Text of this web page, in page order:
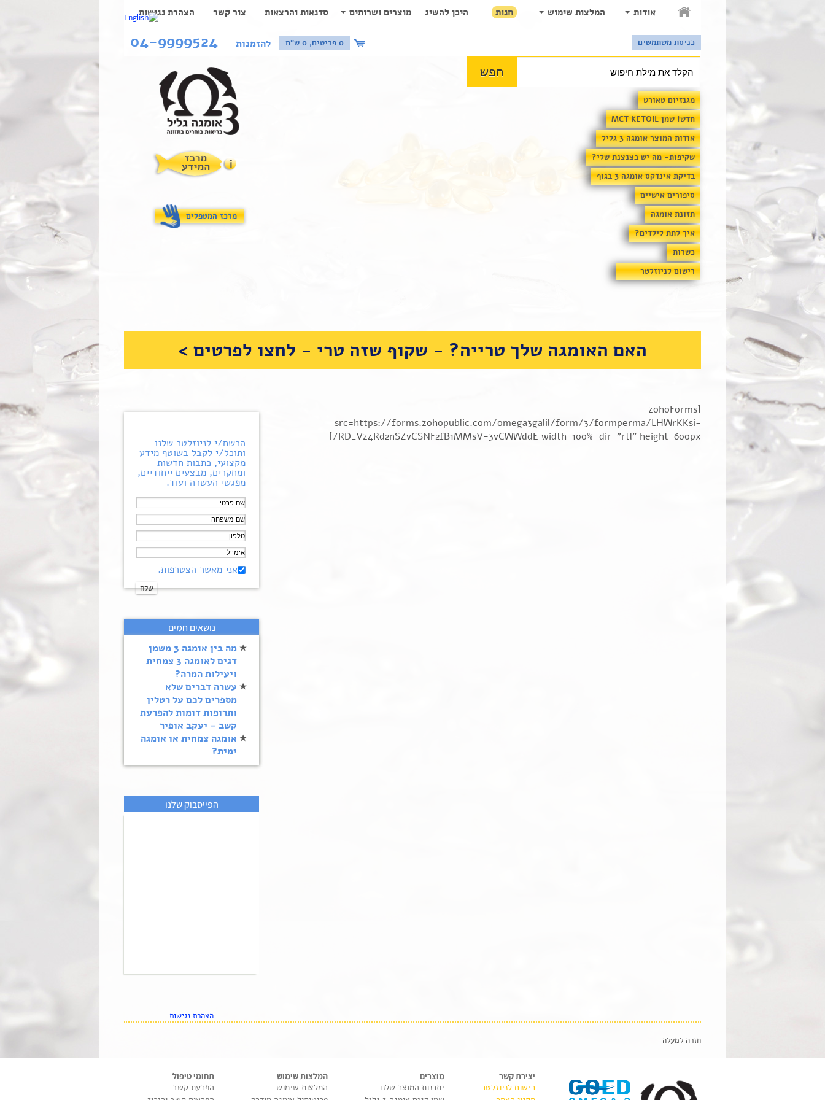
אודות המלצות שימוש חנות היכן להשיג מוצרים ושרותים סדנאות והרצאות צור קשר הצהרת נגישות
כניסת משתמשים 0 פריטים, 0 ש"ח להזמנות 04-9999524
מגנזיום טאורט
חדש! שמן MCT KETOIL
אודות המוצר אומגה 3 גליל
שקיפות- מה יש בצנצנת שלי?
בדיקת אינדקס אומגה 3 בגוף
סיפורים אישיים
תזונת אומגה
איך לתת לילדים?
כשרות
רישום לניוזלטר
מרכז המטפלים
האם האומגה שלך טרייה? - שקוף שזה טרי - לחצו לפרטים >
[zohoForms
src=https://forms.zohopublic.com/omega3galil/form/3/formperma/LHWrKKsi-
RD_Vz4Rd2nSZvCSNF2fB1MMsV-3vCWWddE width=100% dir="rtl" height=600px/]
הרשם/י לניוזלטר שלנו
ותוכל/י לקבל בשוטף מידע
מקצועי, כתבות חדשות
ומחקרים, מבצעים ייחודיים,
מפגשי העשרה ועוד.
אני מאשר הצטרפות.
נושאים חמים
מה בין אומגה 3 משמן
דגים לאומגה 3 צמחית
ויעילות המרה?
עשרה דברים שלא
מספרים לכם על רטלין
ותרופות דומות להפרעת
קשב – יעקב אופיר
אומגה צמחית או אומגה
ימית?
הפייסבוק שלנו
הצהרת נגישות
חזרה למעלה
יצירת קשר
רישום לניוזלטר
מוצרים
יתרנות המוצר שלנו
המלצות שימוש
המלצות שימוש
תחומי טיפול
הפרעת קשב